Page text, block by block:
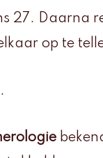
27. Daarna
op te